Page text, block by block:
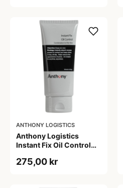
ANTHONY LOGISTICS
Anthony Logistics
Instant Fix Oil Control
275,00 kr